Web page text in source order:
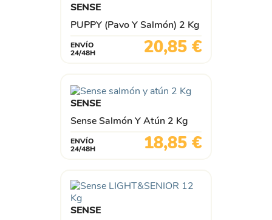
SENSE
PUPPY (pavo Y Salmón) 2 Kg
ENVÍO
24/48H
Precio
20,85 €
SENSE
Sense Salmón Y Atún 2 Kg
ENVÍO
24/48H
Precio
18,85 €
SENSE